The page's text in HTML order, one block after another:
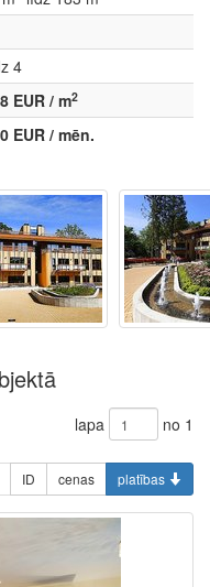
4
EUR / m2
EUR / mēn.
lapa no 1
ID cenas platības